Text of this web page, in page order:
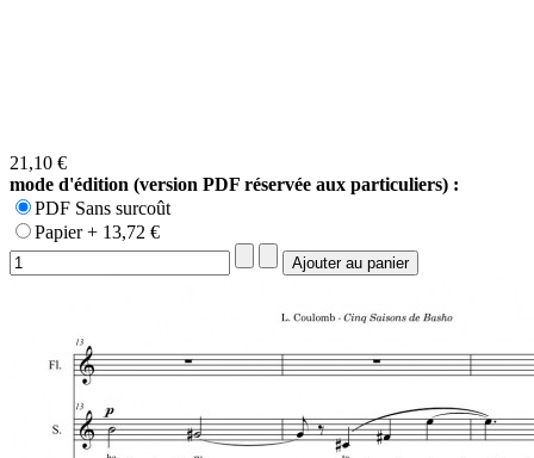
21,10 €
mode d'édition (version PDF réservée aux particuliers) :
PDF Sans surcoût
Papier + 13,72 €